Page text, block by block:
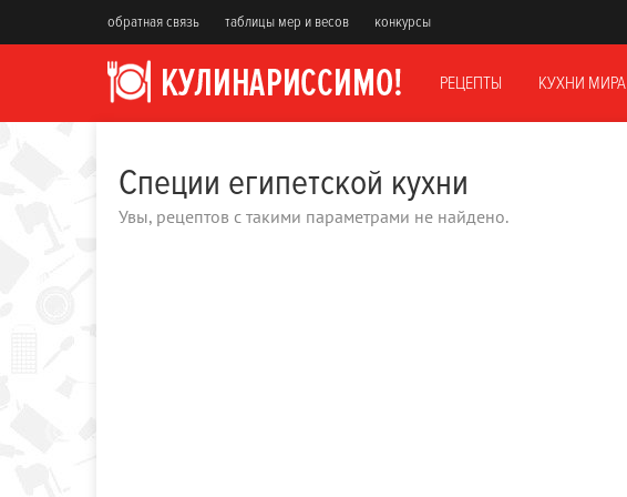
обратная связь таблицы мер и весов конкурсы
РЕЦЕПТЫ КУХНИ МИРА
Специи египетской кухни
Увы, рецептов с такими параметрами не найдено.